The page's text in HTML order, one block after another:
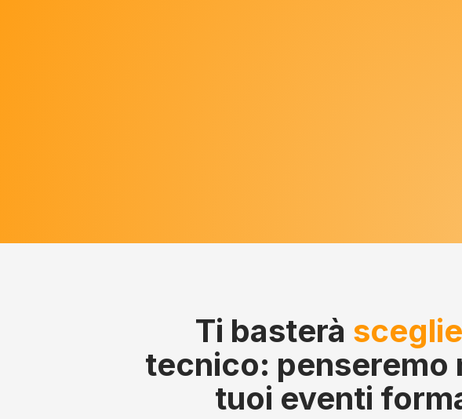
Ti basterà
tecnico: penseremo
tuoi eventi